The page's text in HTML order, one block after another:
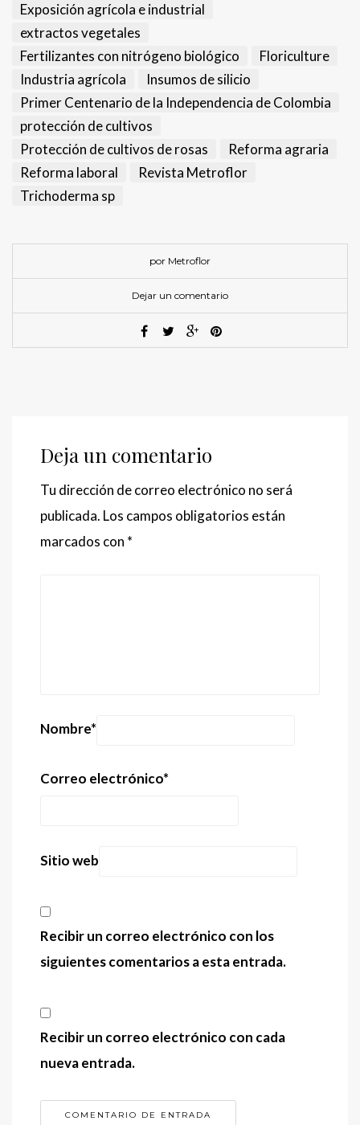
Exposición agrícola e industrial
extractos vegetales
Fertilizantes con nitrógeno biológico
Floriculture
Industria agrícola
Insumos de silicio
Primer Centenario de la Independencia de Colombia
protección de cultivos
Protección de cultivos de rosas
Reforma agraria
Reforma laboral
Revista Metroflor
Trichoderma sp
por Metroflor
Dejar un comentario
Deja un comentario
Tu dirección de correo electrónico no será
publicada. Los campos obligatorios están
marcados con *
Nombre*
Correo electrónico*
Sitio web
Recibir un correo electrónico con los
siguientes comentarios a esta entrada.
Recibir un correo electrónico con cada
nueva entrada.